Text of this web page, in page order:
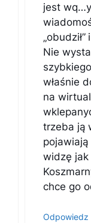
jest
Nie
właśnie
na
trzeba ją
widzę jak
chce go
Odpowiedz